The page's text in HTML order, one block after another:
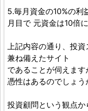
5.毎月資金の10%の利
月目で 元資金は10倍
上記内容の通り、投
兼ね備えたサイト
であることが伺えま
憑性はあるのでしょう
投資顧問という観点